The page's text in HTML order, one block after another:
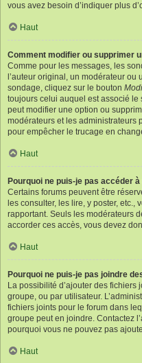
vous avez besoin d’indiquer plus
Haut
Comment modifier ou supprimer
Comme pour les messages, les
l’auteur original, un modérateur ou
sondage, cliquez sur le bouton
toujours celui auquel est associé le
peut modifier une option ou
modérateurs et les administrateurs
pour empêcher le trucage en
Haut
Pourquoi ne puis-je pas accéder
Certains forums peuvent être
les consulter, les lire, y poster, etc.,
rapportant. Seuls les modérateurs
accorder ces accès, vous devez
Haut
Pourquoi ne puis-je pas joindre
La possibilité d’ajouter des
groupe, ou par utilisateur.
fichiers joints pour le forum dans
groupe peut en joindre. Contactez
pourquoi vous ne pouvez pas
Haut